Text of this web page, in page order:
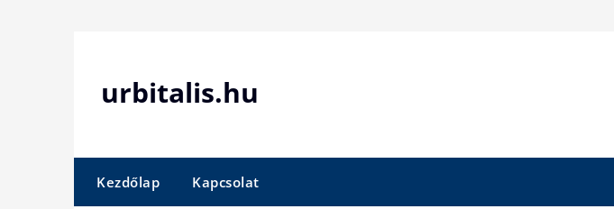
urbitalis.hu
Kezdőlap Kapcsolat